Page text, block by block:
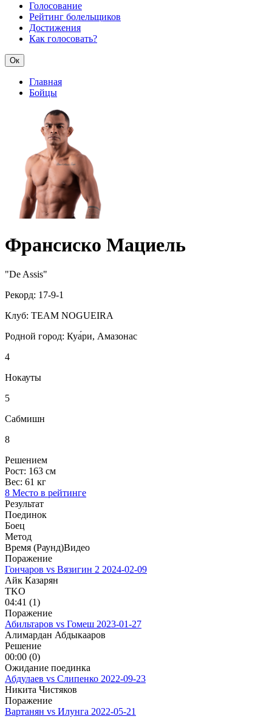
Голосование
Рейтинг болельщиков
Достижения
Как голосовать?
Ок
Главная
Бойцы
Франсиско Мациель
"De Assis"
Рекорд: 17-9-1
Клуб: TEAM NOGUEIRA
Родной город: Куа́ри, Амазонас
4
Нокауты
5
Сабмишн
8
Решением
Рост: 163 см
Вес: 61 кг
8 Место в рейтинге
Результат
Поединок
Боец
Метод
Время (Раунд)Видео
Поражение
Гончаров vs Вязигин 2 2024-02-09
Айк Казарян
TKO
04:41 (1)
Поражение
Абильтаров vs Гомеш 2023-01-27
Алимардан Абдыкааров
Решение
00:00 (0)
Ожидание поединка
Абдулаев vs Слипенко 2022-09-23
Никита Чистяков
Поражение
Вартанян vs Илунга 2022-05-21